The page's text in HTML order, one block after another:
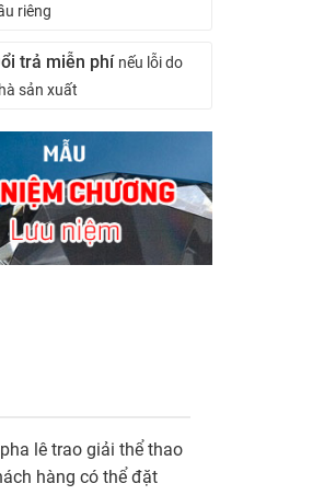
riêng
trả miễn phí nếu lỗi do
sản xuất
lê trao giải thể thao
hàng có thể đặt